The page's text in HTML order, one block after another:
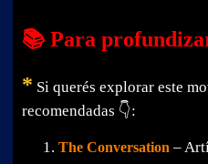
📚 Para
* Si querés explorar este
recomendadas 👇:
The Conversation –